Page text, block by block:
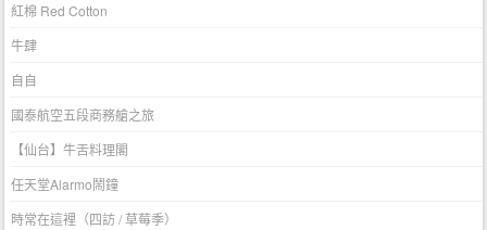
紅棉 Red Cotton
牛肆
自自
國泰航空五段商務艙之旅
【仙台】牛舌料理閣
任天堂Alarmo鬧鐘
時常在這裡（四訪 / 草莓季）